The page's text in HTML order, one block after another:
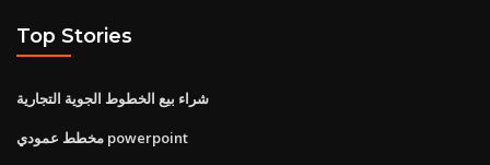
Top Stories
شراء بيع الخطوط الجوية التجارية
مخطط عمودي powerpoint